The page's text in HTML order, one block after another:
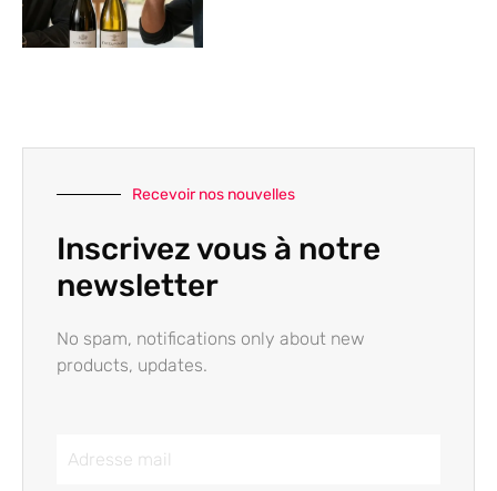
Recevoir nos nouvelles
Inscrivez vous à notre
newsletter
No spam, notifications only about new
products, updates.